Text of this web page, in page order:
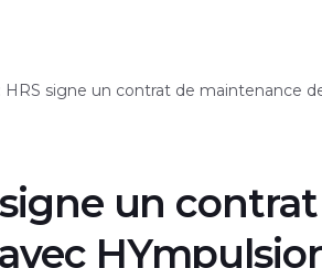
signe un contrat de maintenance
un contrat